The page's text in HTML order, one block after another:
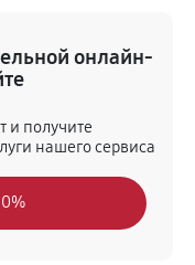
онлайн-
и получите
нашего сервиса